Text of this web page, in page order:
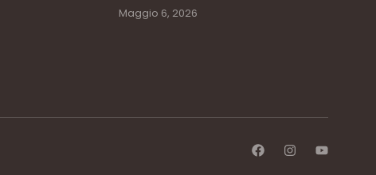
Maggio 6, 2026